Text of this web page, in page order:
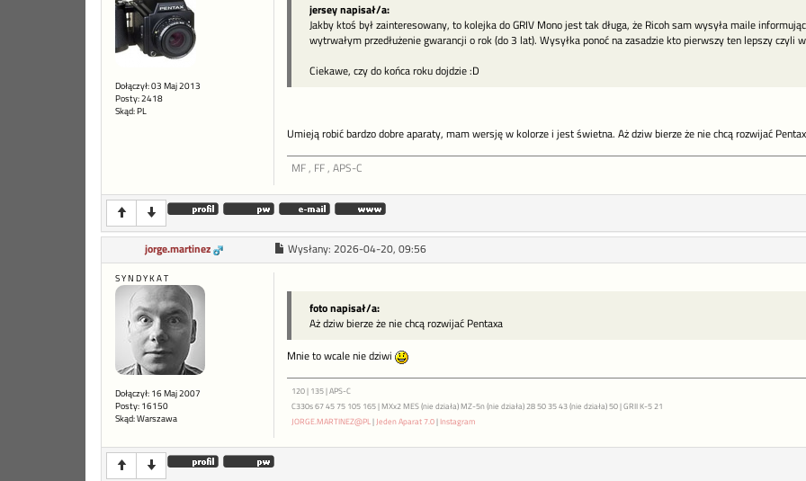
Dołączył: 03 Maj 2013
Posty: 2418
Skąd: PL
jersey napisał/a:
Jakby ktoś był zainteresowany, to kolejka do GRIV Mono jest tak długa, że Ricoh sam wysyła maile
wytrwałym przedłużenie gwarancji o rok (do 3 lat). Wysyłka ponoć na zasadzie kto pierwszy ten lepszy czyli
Ciekawe, czy do końca roku dojdzie :D
Umieją robić bardzo dobre aparaty, mam wersję w kolorze i jest świetna. Aż dziw bierze że nie chcą rozwijać
MF , FF , APS-C
jorge.martinez Wysłany: 2026-04-20, 09:56
S Y N D Y K A T
Dołączył: 16 Maj 2007
Posty: 16150
Skąd: Warszawa
foto napisał/a:
Aż dziw bierze że nie chcą rozwijać Pentaxa
Mnie to wcale nie dziwi
120 | 135 | APS-C
C330s 67 45 75 105 165 | MXx2 MES (nie działa) MZ-5n (nie działa) 28 50 35 43 (nie działa) 50 | GRII K-5 21
JORGE.MARTINEZ@PL| Jeden Aparat 7.0|Instagram